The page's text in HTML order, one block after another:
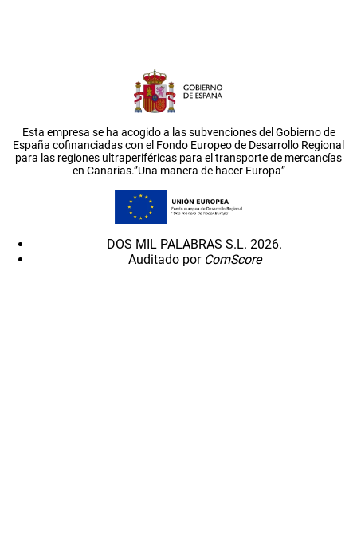
Esta empresa se ha acogido a las subvenciones del Gobierno de
España cofinanciadas con el Fondo Europeo de Desarrollo Regional
para las regiones ultraperiféricas para el transporte de mercancías
en Canarias.”Una manera de hacer Europa”
DOS MIL PALABRAS S.L. 2026.
Auditado por ComScore